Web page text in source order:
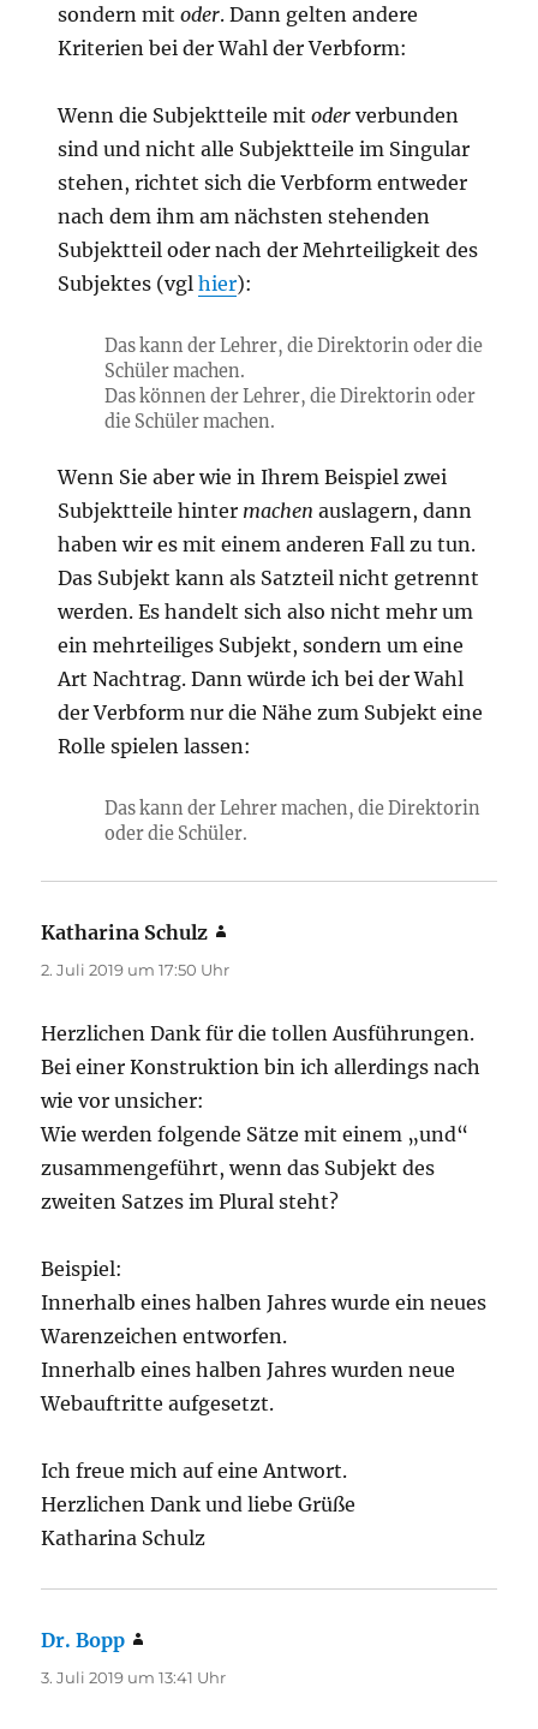
sondern mitoder. Dann gelten andere
Kriterien bei der Wahl der Verbform:
Wenn die Subjektteile mitoder verbunden
sind und nicht alle Subjektteile im Singular
stehen, richtet sich die Verbform entweder
nach dem ihm am nächsten stehenden
Subjektteil oder nach der Mehrteiligkeit des
Subjektes (vglhier):
Das kann der Lehrer, die Direktorin oder die
Schüler machen.
Das können der Lehrer, die Direktorin oder
die Schüler machen.
Wenn Sie aber wie in Ihrem Beispiel zwei
Subjektteile hinter machen auslagern, dann
haben wir es mit einem anderen Fall zu tun.
Das Subjekt kann als Satzteil nicht getrennt
werden. Es handelt sich also nicht mehr um
ein mehrteiliges Subjekt, sondern um eine
Art Nachtrag. Dann würde ich bei der Wahl
der Verbform nur die Nähe zum Subjekt eine
Rolle spielen lassen:
Das kann der Lehrer machen, die Direktorin
oder die Schüler.
Katharina Schulz
2. Juli 2019 um 17:50 Uhr
Herzlichen Dank für die tollen Ausführungen.
Bei einer Konstruktion bin ich allerdings nach
wie vor unsicher:
Wie werden folgende Sätze mit einem „und“
zusammengeführt, wenn das Subjekt des
zweiten Satzes im Plural steht?
Beispiel:
Innerhalb eines halben Jahres wurde ein neues
Warenzeichen entworfen.
Innerhalb eines halben Jahres wurden neue
Webauftritte aufgesetzt.
Ich freue mich auf eine Antwort.
Herzlichen Dank und liebe Grüße
Katharina Schulz
Dr. Bopp
3. Juli 2019 um 13:41 Uhr